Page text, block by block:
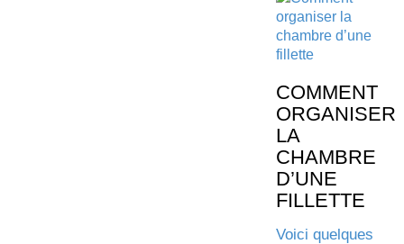
COMMENT
ORGANISER
LA
CHAMBRE
D’UNE
FILLETTE
Voici quelques